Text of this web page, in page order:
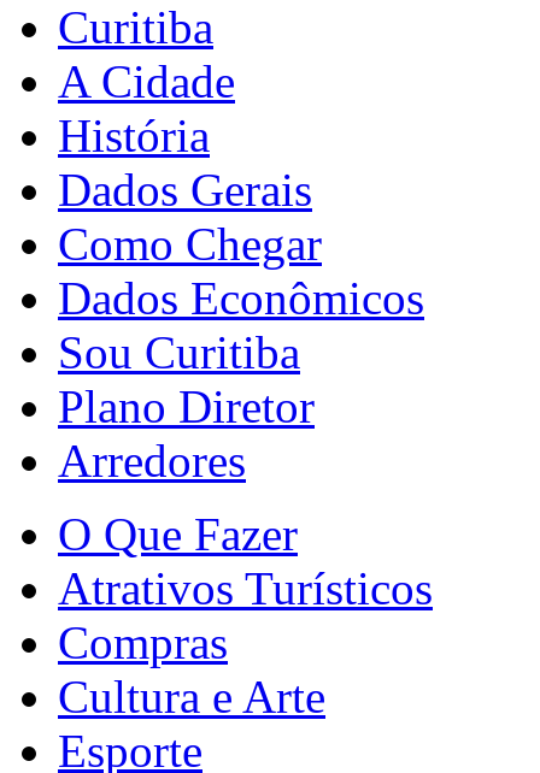
Curitiba
A Cidade
História
Dados Gerais
Como Chegar
Dados Econômicos
Sou Curitiba
Plano Diretor
Arredores
O Que Fazer
Atrativos Turísticos
Compras
Cultura e Arte
Esporte